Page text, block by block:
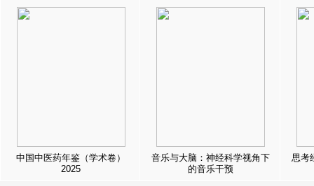
中国中医药年鉴（学术卷）
2025
音乐与大脑：神经科学视角下
的音乐干预
思考